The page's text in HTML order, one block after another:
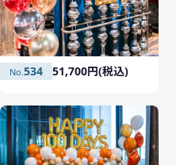
534 51,700円(税込)